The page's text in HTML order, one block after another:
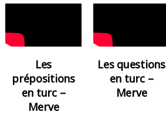
Les
prépositions
en turc –
Merve
Les questions
en turc –
Merve